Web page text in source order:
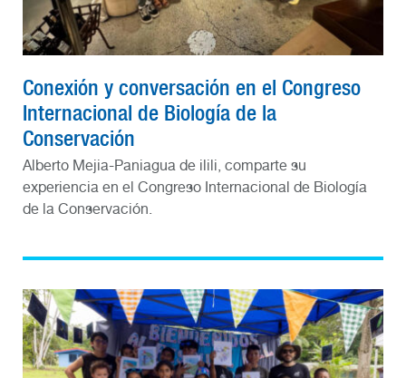
Conexión y conversación en el Congreso
Internacional de Biología de la
Conservación
Alberto Mejia-Paniagua de ilili, comparte su
experiencia en el Congreso Internacional de Biología
de la Conservación.